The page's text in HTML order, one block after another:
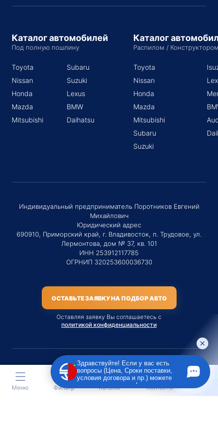
Каталог автомобилей
Под полную пошлину
Toyota
Nissan
Honda
Mazda
Mitsubishi
Subaru
Suzuki
Lexus
BMW
Daihatsu
Каталог
Распилом /
Toyota
Nissan
Honda
Mazda
Mitsubishi
Subaru
Suzuki
Индивидуальный предприниматель Поротников Евгений
Михайлович
Юридический адрес
690910, Приморский край, г. Владивосток, п. Трудовое, ул.
Лермонтова, дом № 37, кв. 101
ИНН 253912117785
ОГРНИП 320253600036730
ОСТАВЬТЕ ЗАЯВКУ НА ПОДБОР АВТО
Оставляя заявку Вы соглашаетесь с
политикой конфиденциальности
Материалы данного сайта являются публичной офертой
только на услугу сопровождения Агентом приобретения
транспортного средства Клиентом.
Меню Фильтр Каталог Контакты
Здравствуйте! Если у вас есть
вопросы (Цена, Сроки поставки,
условия договора и пр.) можете
задать их мне в чат!